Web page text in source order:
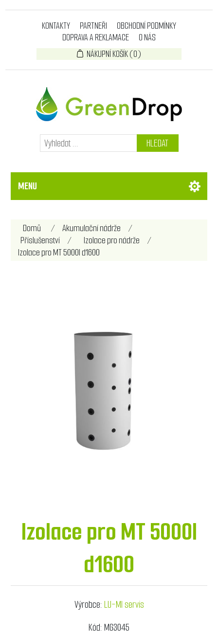
KONTAKTY PARTNEŘI
OBCHODNÍ PODMÍNKY
DOPRAVA A REKLAMACE
O NÁS
NÁKUPNÍ KOŠÍK(0)
HLEDAT
MENU
Domů / Akumulační nádrže
/
Příslušenství
/ Izolace pro nádrže
/
Izolace pro MT 5000l d1600
Izolace pro MT 5000l
d1600
Výrobce:LU-MI servis
Kód:MG3045